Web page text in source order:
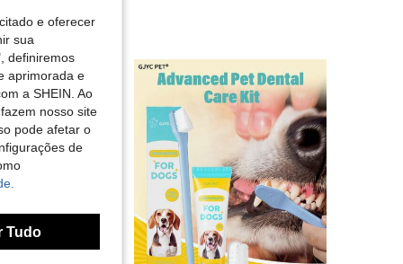
e oferecer
sua
definiremos
aprimorada e
a SHEIN. Ao
nosso site
pode afetar o
de
Tudo